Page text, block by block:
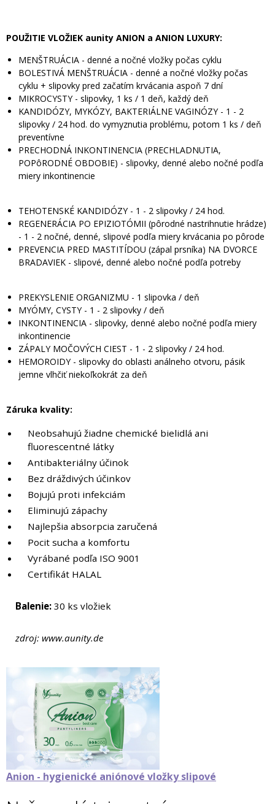
POUŽITIE VLOŽIEK aunity ANION a ANION LUXURY:
MENŠTRUÁCIA - denné a nočné vložky počas cyklu
BOLESTIVÁ MENŠTRUÁCIA - denné a nočné vložky počas
cyklu + slipovky pred začatím krvácania aspoň 7 dní
MIKROCYSTY - slipovky, 1 ks / 1 deň, každý deň
KANDIDÓZY, MYKÓZY, BAKTERIÁLNE VAGINÓZY - 1 - 2
slipovky / 24 hod. do vymyznutia problému, potom 1 ks / deň
preventívne
PRECHODNÁ INKONTINENCIA (PRECHLADNUTIA,
POPôRODNÉ OBDOBIE) - slipovky, denné alebo nočné podľa
miery inkontinencie
TEHOTENSKÉ KANDIDÓZY - 1 - 2 slipovky / 24 hod.
REGENERÁCIA PO EPIZIOTÓMII (pôrodné nastrihnutie hrádze)
- 1 - 2 nočné, denné, slipové podľa miery krvácania po pôrode
PREVENCIA PRED MASTITÍDOU (zápal prsníka) NA DVORCE
BRADAVIEK - slipové, denné alebo nočné podľa potreby
PREKYSLENIE ORGANIZMU - 1 slipovka / deň
MYÓMY, CYSTY - 1 - 2 slipovky / deň
INKONTINENCIA - slipovky, denné alebo nočné podľa miery
inkontinencie
ZÁPALY MOČOVÝCH CIEST - 1 - 2 slipovky / 24 hod.
HEMOROIDY - slipovky do oblasti análneho otvoru, pásik
jemne vlhčiť niekoľkokrát za deň
Záruka kvality:
Neobsahujú žiadne chemické bielidlá ani
fluorescentné látky
Antibakteriálny účinok
Bez dráždivých účinkov
Bojujú proti infekciám
Eliminujú zápachy
Najlepšia absorpcia zaručená
Pocit sucha a komfortu
Vyrábané podľa ISO 9001
Certifikát HALAL
Balenie: 30 ks vložiek
zdroj: www.aunity.de
Anion - hygienické aniónové vložky slipové